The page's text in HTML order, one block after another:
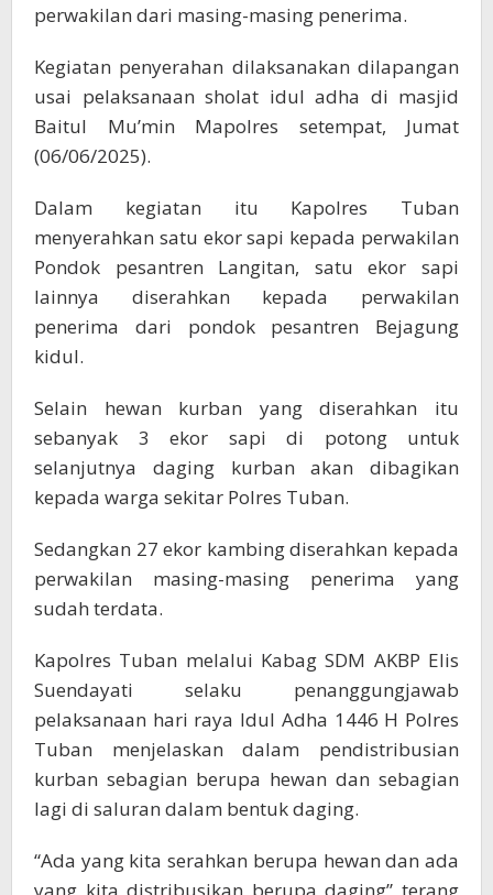
perwakilan dari masing-masing penerima.
Kegiatan penyerahan dilaksanakan dilapangan
usai pelaksanaan sholat idul adha di masjid
Baitul Mu’min Mapolres setempat, Jumat
(06/06/2025).
Dalam kegiatan itu Kapolres Tuban
menyerahkan satu ekor sapi kepada perwakilan
Pondok pesantren Langitan, satu ekor sapi
lainnya diserahkan kepada perwakilan
penerima dari pondok pesantren Bejagung
kidul.
Selain hewan kurban yang diserahkan itu
sebanyak 3 ekor sapi di potong untuk
selanjutnya daging kurban akan dibagikan
kepada warga sekitar Polres Tuban.
Sedangkan 27 ekor kambing diserahkan kepada
perwakilan masing-masing penerima yang
sudah terdata.
Kapolres Tuban melalui Kabag SDM AKBP Elis
Suendayati selaku penanggungjawab
pelaksanaan hari raya Idul Adha 1446 H Polres
Tuban menjelaskan dalam pendistribusian
kurban sebagian berupa hewan dan sebagian
lagi di saluran dalam bentuk daging.
“Ada yang kita serahkan berupa hewan dan ada
yang kita distribusikan berupa daging” terang